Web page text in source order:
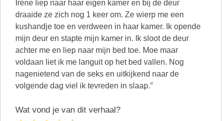
Wat vond je van dit verhaal?